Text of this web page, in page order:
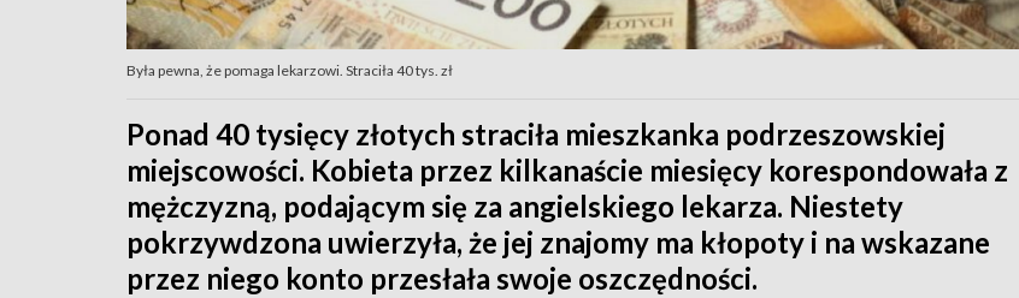
Była pewna, że pomaga lekarzowi. Straciła 40 tys. zł
Ponad 40 tysięcy złotych straciła mieszkanka podrzeszowskiej
miejscowości. Kobieta przez kilkanaście miesięcy korespondowała z
mężczyzną, podającym się za angielskiego lekarza. Niestety
pokrzywdzona uwierzyła, że jej znajomy ma kłopoty i na wskazane
przez niego konto przesłała swoje oszczędności.